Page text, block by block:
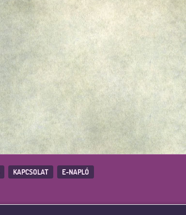
KAPCSOLAT
E-NAPLÓ